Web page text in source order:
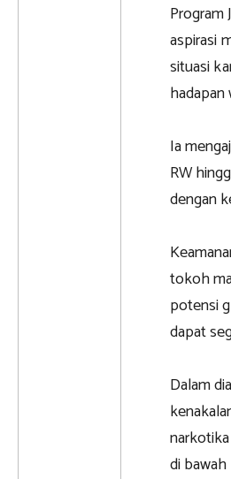
Program
aspirasi
situasi
hadapan
Ia
RW
dengan
tokoh
potensi
dapat
Dalam
di